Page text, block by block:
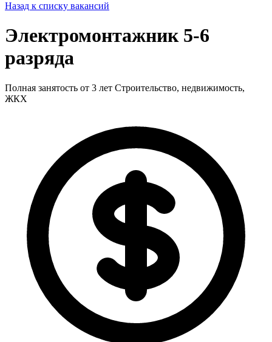
Назад к списку вакансий
Электромонтажник 5-6
разряда
Полная занятость от 3 лет Строительство, недвижимость,
ЖКХ